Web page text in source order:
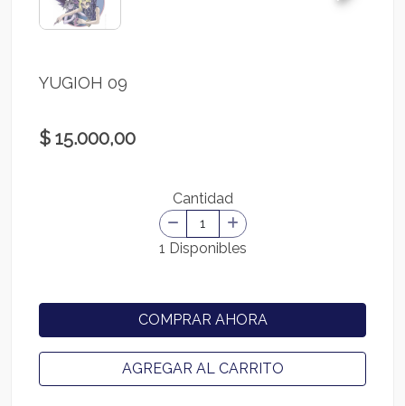
YUGIOH 09
$ 15.000,00
Cantidad
1 Disponibles
COMPRAR AHORA
AGREGAR AL CARRITO